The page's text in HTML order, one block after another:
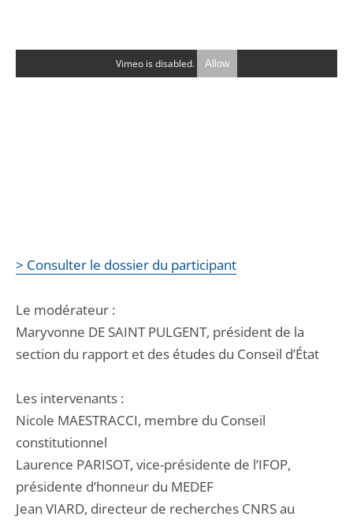
Vimeo is disabled. Allow
> Consulter le dossier du participant
Le modérateur :
Maryvonne DE SAINT PULGENT, président de la
section du rapport et des études du Conseil d’État
Les intervenants :
Nicole MAESTRACCI, membre du Conseil
constitutionnel
Laurence PARISOT, vice-présidente de l’IFOP,
présidente d’honneur du MEDEF
Jean VIARD, directeur de recherches CNRS au